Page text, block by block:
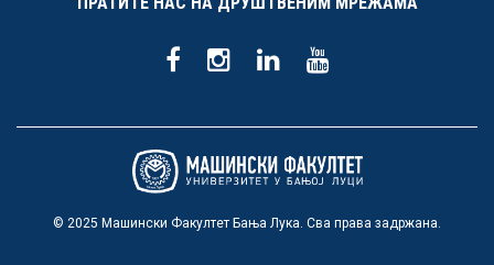
© 2025 Машински Факултет Бања Лука. Сва права задржана.